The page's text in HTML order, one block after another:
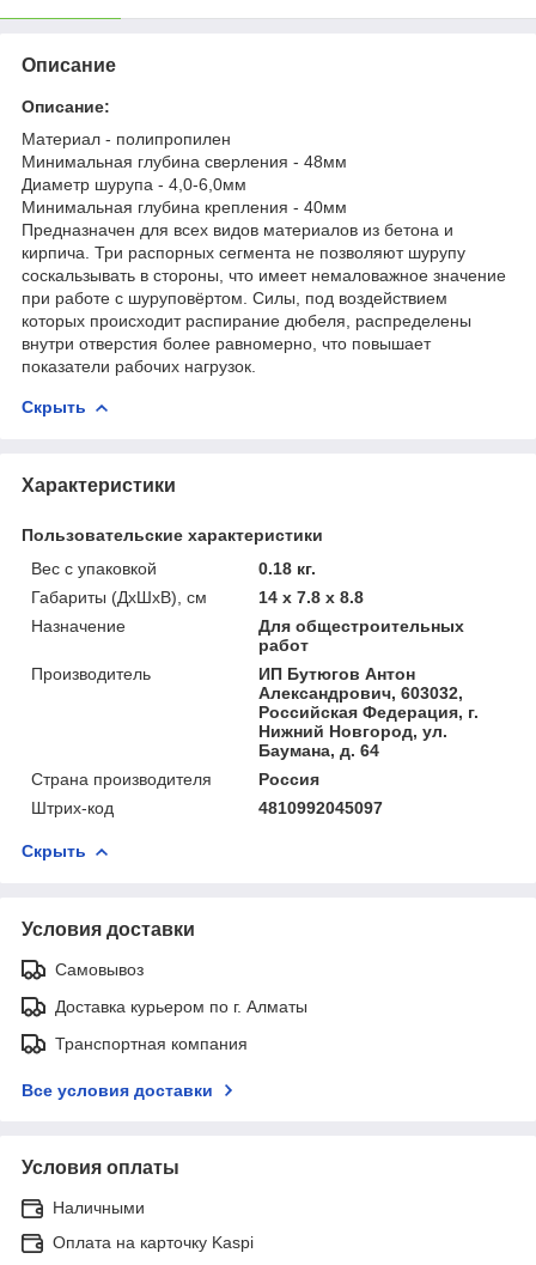
Описание
Описание:
Материал - полипропилен
Минимальная глубина сверления - 48мм
Диаметр шурупа - 4,0-6,0мм
Минимальная глубина крепления - 40мм
Предназначен для всех видов материалов из бетона и
кирпича. Три распорных сегмента не позволяют шурупу
соскальзывать в стороны, что имеет немаловажное значение
при работе с шуруповёртом. Силы, под воздействием
которых происходит распирание дюбеля, распределены
внутри отверстия более равномерно, что повышает
показатели рабочих нагрузок.
Скрыть
Характеристики
Пользовательские характеристики
Вес с упаковкой
0.18 кг.
Габариты (ДхШхВ), см
14 x 7.8 x 8.8
Назначение
Для общестроительных
работ
Производитель
ИП Бутюгов Антон
Александрович, 603032,
Российская Федерация, г.
Нижний Новгород, ул.
Баумана, д. 64
Страна производителя
Россия
Штрих-код
4810992045097
Скрыть
Условия доставки
Самовывоз
Доставка курьером по г. Алматы
Транспортная компания
Все условия доставки
Условия оплаты
Наличными
Оплата на карточку Kaspi